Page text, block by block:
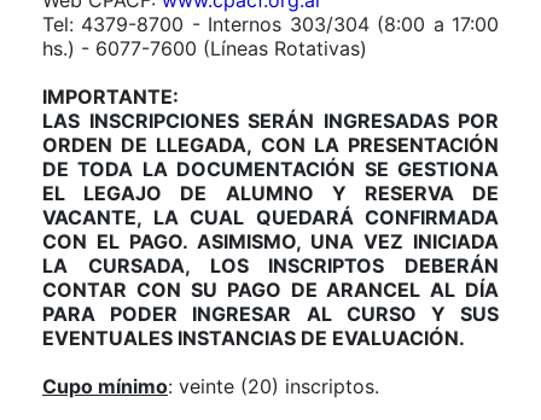
Tel: 4379-8700 - Internos 303/304 (8:00 a 17:00
hs.) - 6077-7600 (Líneas Rotativas)
IMPORTANTE:
LAS INSCRIPCIONES SERÁN INGRESADAS POR
ORDEN DE LLEGADA, CON LA PRESENTACIÓN
DE TODA LA DOCUMENTACIÓN SE GESTIONA
EL LEGAJO DE ALUMNO Y RESERVA DE
VACANTE, LA CUAL QUEDARÁ CONFIRMADA
CON EL PAGO. ASIMISMO, UNA VEZ INICIADA
LA CURSADA, LOS INSCRIPTOS DEBERÁN
CONTAR CON SU PAGO DE ARANCEL AL DÍA
PARA PODER INGRESAR AL CURSO Y SUS
EVENTUALES INSTANCIAS DE EVALUACIÓN.
Cupo mínimo: veinte (20) inscriptos.